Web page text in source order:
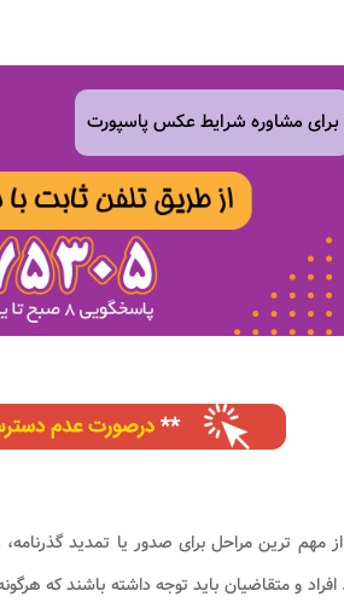
برای مشاوره شرایط عکس پاسپورت
مهم ترین مراحل برای صدور یا تمدید
و متقاضیان باید توجه داشته باشند که